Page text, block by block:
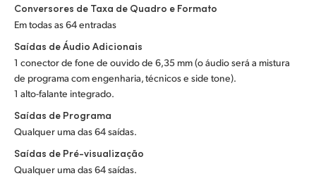
Conversores de Taxa de Quadro e Formato
Em todas as 64 entradas
Saídas de Áudio Adicionais
1 conector de fone de ouvido de 6,35 mm (o áudio será a mistura
de programa com engenharia, técnicos e side tone).
1 alto-falante integrado.
Saídas de Programa
Qualquer uma das 64 saídas.
Saídas de Pré-visualização
Qualquer uma das 64 saídas.